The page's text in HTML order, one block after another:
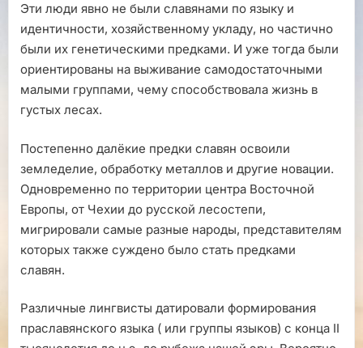
Эти люди явно не были славянами по языку и
идентичности, хозяйственному укладу, но частично
были их генетическими предками. И уже тогда были
ориентированы на выживание самодостаточными
малыми группами, чему способствовала жизнь в
густых лесах.
Постепенно далёкие предки славян освоили
земледелие, обработку металлов и другие новации.
Одновременно по территории центра Восточной
Европы, от Чехии до русской лесостепи,
мигрировали самые разные народы, представителям
которых также суждено было стать предками
славян.
Различные лингвисты датировали формирования
праславянского языка ( или группы языков) с конца II